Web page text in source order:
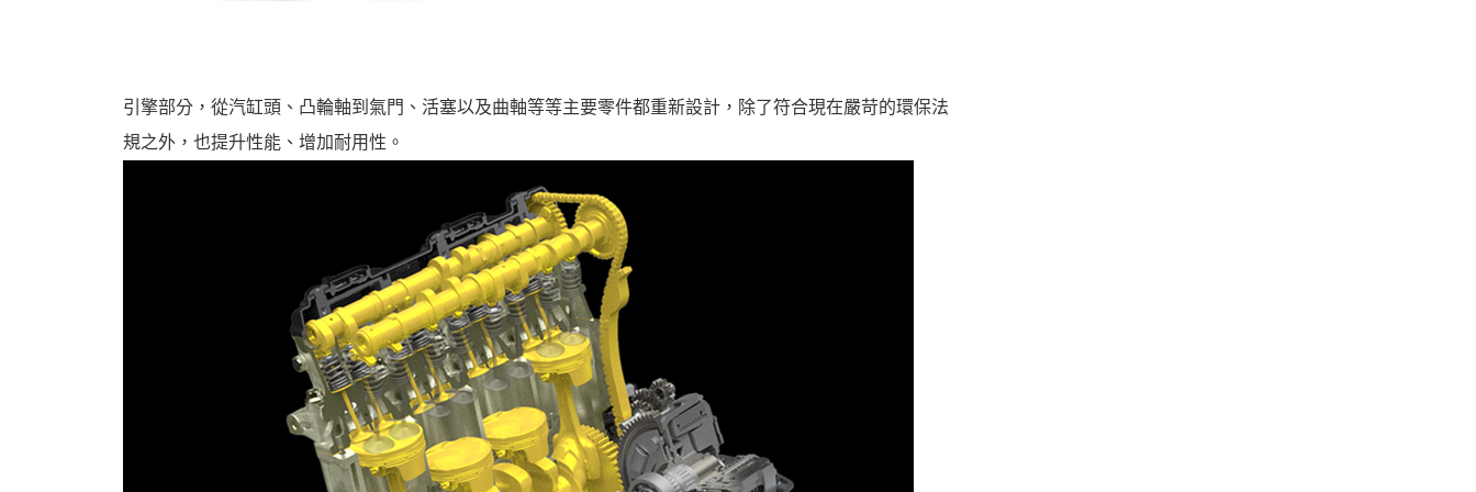
引擎部分，從汽缸頭、凸輪軸到氣門、活塞以及曲軸等等主要零件都重新設計，除了符合現在嚴苛的環保法
規之外，也提升性能、增加耐用性。